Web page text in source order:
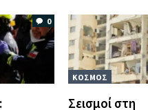
0
ΚΟΣΜΟΣ
Σεισμοί στη